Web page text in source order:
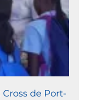
de Port-